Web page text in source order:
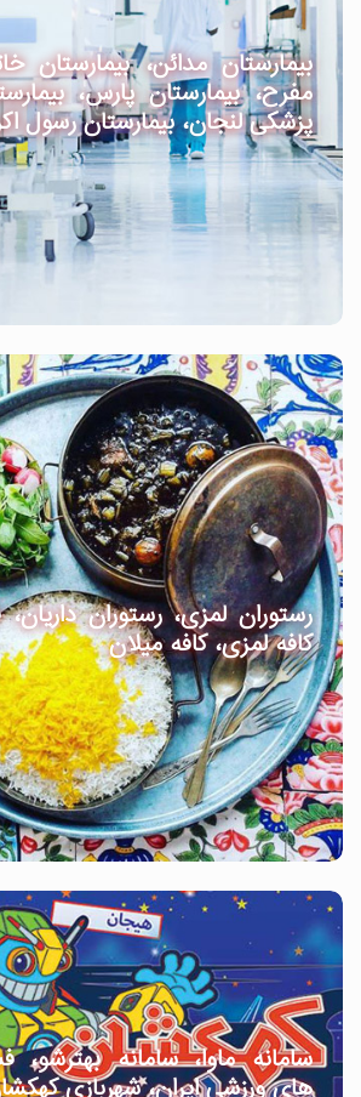
بیمارستان مدائن، بیمارستان
مفرح، بیمارستان پارس،
پزشکی لنجان، بیمارستان رسول
رستوران لمزی، رستوران
کافه لمزی، کافه میلان
سامانه ماوا، سامانه بهترشو،